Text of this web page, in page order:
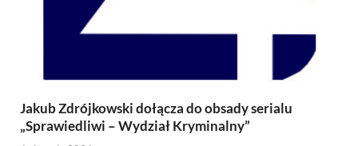
Jakub Zdrójkowski dołącza do obsady serialu
„Sprawiedliwi – Wydział Kryminalny”